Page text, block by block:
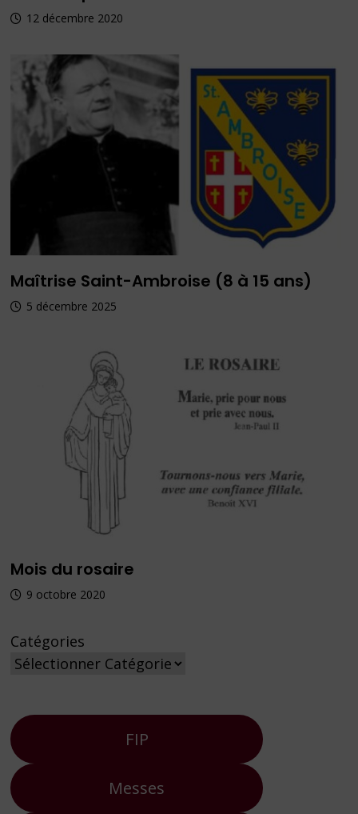
12 décembre 2020
Maîtrise Saint-Ambroise (8 à 15 ans)
5 décembre 2025
Mois du rosaire
9 octobre 2020
Catégories
FIP
Messes